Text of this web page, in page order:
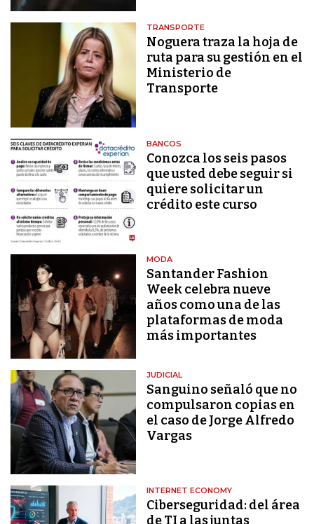
TRANSPORTE
Noguera traza la hoja de
ruta para su gestión en el
Ministerio de
Transporte
BANCOS
Conozca los seis pasos
que usted debe seguir si
quiere solicitar un
crédito este curso
MODA
Santander Fashion
Week celebra nueve
años como una de las
plataformas de moda
más importantes
JUDICIAL
Sanguino señaló que no
compulsaron copias en
el caso de Jorge Alfredo
Vargas
INTERNET ECONOMY
Ciberseguridad: del área
de TI a las juntas